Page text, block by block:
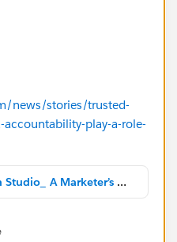
news/stories/trusted-
play-a-role-
Salesforce Interaction Studio_ A Marketer’s Guide to the Ethical Use of Data.pdf